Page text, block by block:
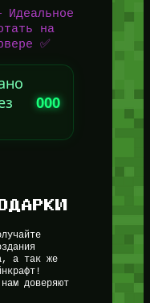
Идеальное
на
✅
000
а так же
доверяют